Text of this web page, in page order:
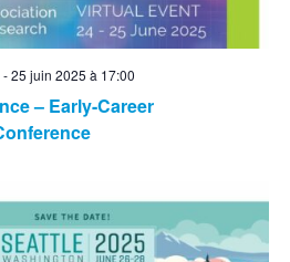
– Early-Career
-25 juin 2025 à 17:00